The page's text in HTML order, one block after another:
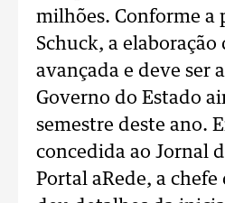
milhões. Conforme a
Schuck, a
avançada e deve ser
Governo do Estado
semestre deste ano.
concedida ao Jornal
Portal aRede, a